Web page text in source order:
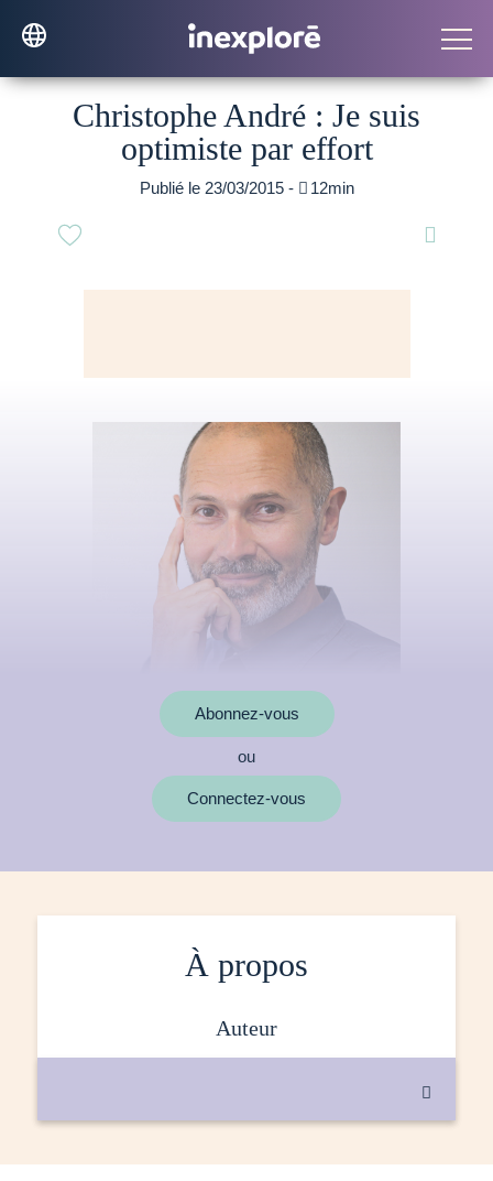
Christophe André : Je suis
optimiste par effort
Publié le 23/03/2015 -  12min

Abonnez-vous
ou
Connectez-vous
À propos
auteur
